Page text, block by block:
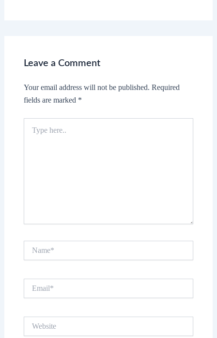
Leave a Comment
Your email address will not be published. Required
fields are marked *
here..